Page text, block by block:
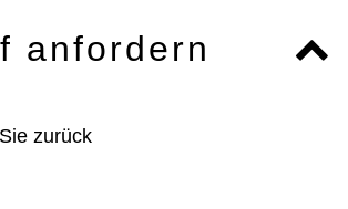
anfordern
zurück